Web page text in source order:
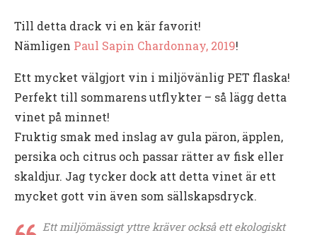
Till detta drack vi en kär favorit!
Nämligen Paul Sapin Chardonnay, 2019!
Ett mycket välgjort vin i miljövänlig PET flaska!
Perfekt till sommarens utflykter – så lägg detta
vinet på minnet!
Fruktig smak med inslag av gula päron, äpplen,
persika och citrus och passar rätter av fisk eller
skaldjur. Jag tycker dock att detta vinet är ett
mycket gott vin även som sällskapsdryck.
Ett miljömässigt yttre kräver också ett ekologiskt